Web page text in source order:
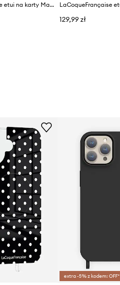
LaCoqueFrançaise etui na karty Mag Safe
129,99 zł
extra -5% z kodem: OFF*